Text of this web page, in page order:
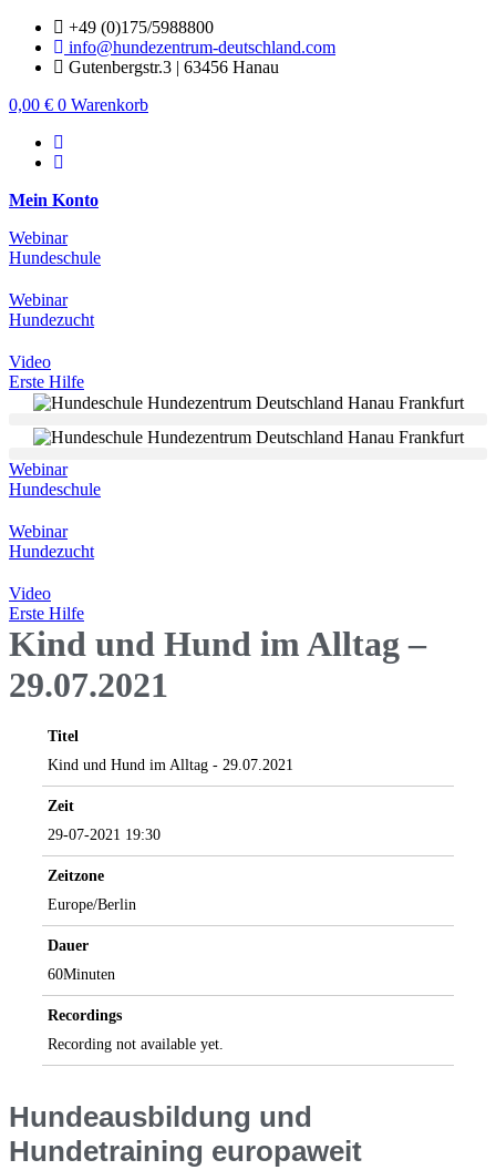
Zum
Inhalt
springen
+49 (0)175/5988800
info@hundezentrum-deutschland.com
Gutenbergstr.3 | 63456 Hanau
0,00 € 0 Warenkorb
Mein Konto
Webinar
Hundeschule
Webinar
Hundezucht
Video
Erste Hilfe
Webinar
Hundeschule
Webinar
Hundezucht
Video
Erste Hilfe
Kind und Hund im Alltag –
29.07.2021
Titel
Kind und Hund im Alltag - 29.07.2021
Zeit
29-07-2021 19:30
Zeitzone
Europe/Berlin
Dauer
60Minuten
Recordings
Recording not available yet.
Hundeausbildung und
Hundetraining europaweit